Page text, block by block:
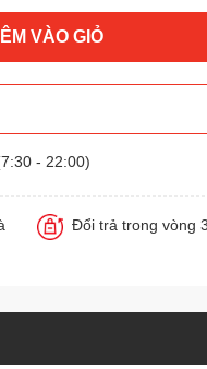
VÀO GIỎ
- 22:00)
Đổi trả trong vòng